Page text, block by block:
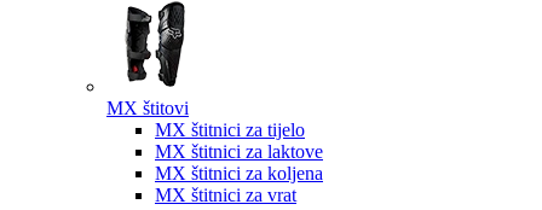
MX štitovi
MX štitnici za tijelo
MX štitnici za laktove
MX štitnici za koljena
MX štitnici za vrat